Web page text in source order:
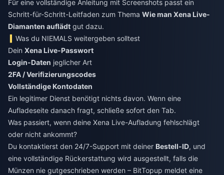
Für eine vollständige Anleitung mit Screenshots passt ein
Schritt-für-Schritt-Leitfaden zum Thema Wie man Xena Live-
Diamanten auflädt gut dazu.
Was du NIEMALS weitergeben solltest
Dein Xena Live-Passwort
Login-Daten jeglicher Art
2FA / Verifizierungscodes
Vollständige Kontodaten
Ein legitimer Dienst benötigt nichts davon. Wenn eine
Aufladeseite danach fragt, schließe sofort den Tab.
Was passiert, wenn deine Xena Live-Aufladung fehlschlägt
oder nicht ankommt?
Du kontaktierst den 24/7-Support mit deiner Bestell-ID, und
eine vollständige Rückerstattung wird ausgestellt, falls die
Münzen nie gutgeschrieben werden – BitTopup meldet eine